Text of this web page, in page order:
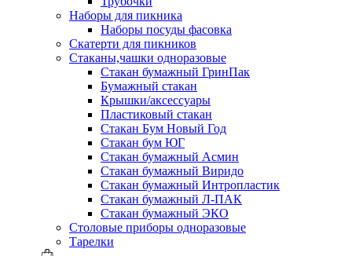
Наборы для пикника
Наборы посуды фасовка
Скатерти для пикников
Стаканы,чашки одноразовые
Cтакан бумажный ГринПак
Бумажный стакан
Крышки/аксессуары
Пластиковый стакан
Стакан Бум Новый Год
Стакан бум ЮГ
Стакан бумажный Асмин
Стакан бумажный Виридо
Стакан бумажный Интропластик
Стакан бумажный Л-ПАК
Стакан бумажный ЭКО
Столовые приборы одноразовые
Тарелки